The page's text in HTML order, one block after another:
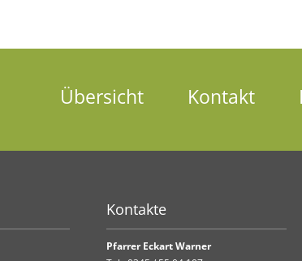
Übersicht Kontakt
Kontakte
Pfarrer Eckart Warner